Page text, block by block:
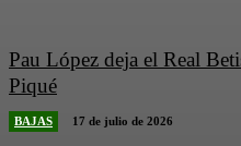
Pau López deja el Real
Piqué
BAJAS 17 de julio de 2026